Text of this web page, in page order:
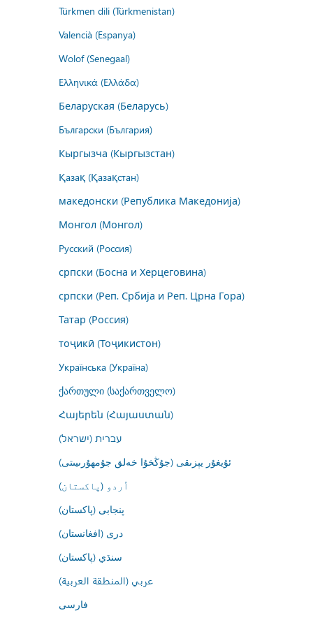
Türkmen dili (Türkmenistan)
Valencià (Espanya)
Wolof (Senegaal)
Ελληνικά (Ελλάδα)
Беларуская (Беларусь)
Български (България)
Кыргызча (Кыргызстан)
Қазақ (Қазақстан)
македонски (Република Македонија)
Монгол (Монгол)
Русский (Россия)
српски (Босна и Херцеговина)
српски (Реп. Србија и Реп. Црна Гора)
Татар (Россия)
тоҷикӣ (Тоҷикистон)
Українська (Україна)
ქართული (საქართველო)
Հայերեն (Հայաստան)
עברית (ישראל)
ئۇيغۇر يېزىقى (جۇڭخۇا خەلق جۇمھۇرىيىتى)
اُردو (پاکستان)
پنجابی (پاکستان)
درى (افغانستان)
سنڌي (پاکستان)
عربي (المنطقة العربية)
فارسى